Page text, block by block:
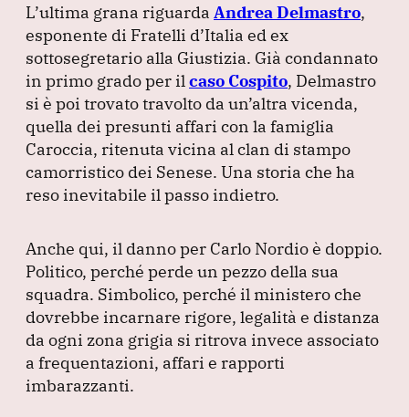
L’ultima grana riguarda Andrea Delmastro,
esponente di Fratelli d’Italia ed ex
sottosegretario alla Giustizia. Già condannato
in primo grado per il caso Cospito, Delmastro
si è poi trovato travolto da un’altra vicenda,
quella dei presunti affari con la famiglia
Caroccia, ritenuta vicina al clan di stampo
camorristico dei Senese. Una storia che ha
reso inevitabile il passo indietro.
Anche qui, il danno per Carlo Nordio è doppio.
Politico, perché perde un pezzo della sua
squadra. Simbolico, perché il ministero che
dovrebbe incarnare rigore, legalità e distanza
da ogni zona grigia si ritrova invece associato
a frequentazioni, affari e rapporti
imbarazzanti.